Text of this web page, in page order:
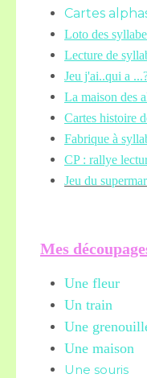
Cartes
Loto des
Lecture de
Jeu j'ai..qui a
La maison des
Cartes histoire
Fabrique à
CP : rallye
Jeu du
Mes
Une fleur
Un train
Une
Une maison
Une souris